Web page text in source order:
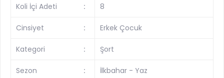
Koli İçi Adeti : 8
Cinsiyet : Erkek Çocuk
Kategori : Şort
Sezon : İlkbahar - Yaz